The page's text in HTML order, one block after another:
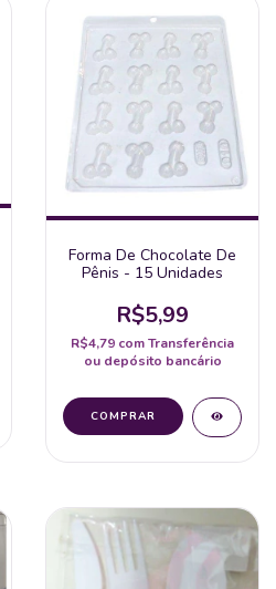
Forma De Chocolate De
Pênis - 15 Unidades
R$5,99
R$4,79 comTransferência
ou depósito bancário